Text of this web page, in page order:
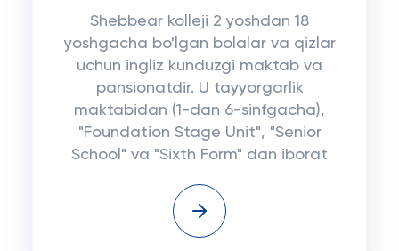
Shebbear kolleji 2 yoshdan 18
yoshgacha bo'lgan bolalar va qizlar
uchun ingliz kunduzgi maktab va
pansionatdir. U tayyorgarlik
maktabidan (1-dan 6-sinfgacha),
"Foundation Stage Unit", "Senior
School" va "Sixth Form" dan iborat